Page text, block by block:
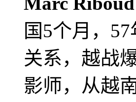
国5个月，
关系，越战
影师，从越